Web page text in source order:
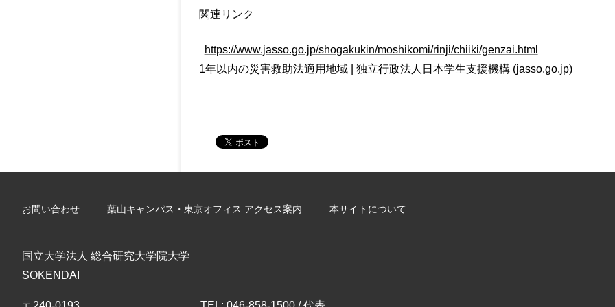
関連リンク
https://www.jasso.go.jp/shogakukin/moshikomi/rinji/chiiki/genzai.html
1年以内の災害救助法適用地域 | 独立行政法人日本学生支援機構 (jasso.go.jp)
お問い合わせ 葉山キャンパス・東京オフィス アクセス案内 本サイトについて
国立大学法人 総合研究大学院大学
SOKENDAI